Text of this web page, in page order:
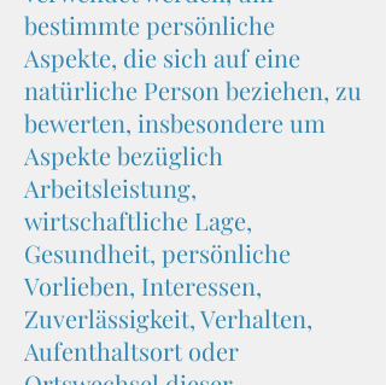
bestimmte persönliche
Aspekte, die sich auf eine
natürliche Person beziehen, zu
bewerten, insbesondere um
Aspekte bezüglich
Arbeitsleistung,
wirtschaftliche Lage,
Gesundheit, persönliche
Vorlieben, Interessen,
Zuverlässigkeit, Verhalten,
Aufenthaltsort oder